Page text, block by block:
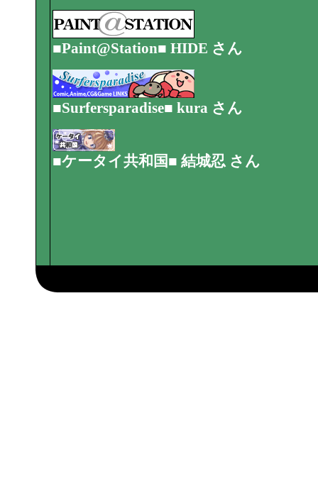
■Paint@Station■ HIDE さん
■Surfersparadise■ kura さん
■ケータイ共和国■ 結城忍 さん